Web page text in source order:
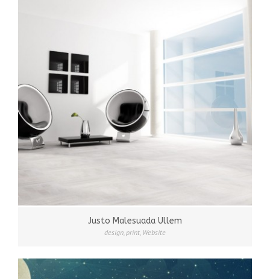
Justo Malesuada Ullem
design print Website